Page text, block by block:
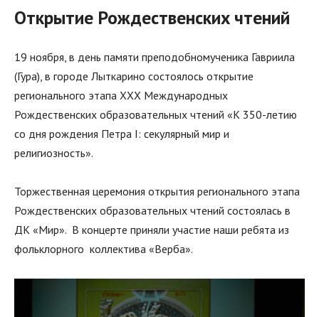
Открытие Рождественских чтений
19 ноября, в день памяти преподобномученика Гавриила
(Гура), в городе Лыткарино состоялось открытие
регионального этапа XХX Международных
Рождественских образовательных чтений «К 350-летию
со дня рождения Петра I: секулярный мир и
религиозность».
Торжественная церемония открытия регионального этапа
Рождественских образовательных чтений состоялась в
ДК «Мир». В концерте приняли участие наши ребята из
фольклорного коллектива «Верба».